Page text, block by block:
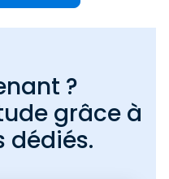
?
grâce à
dédiés.